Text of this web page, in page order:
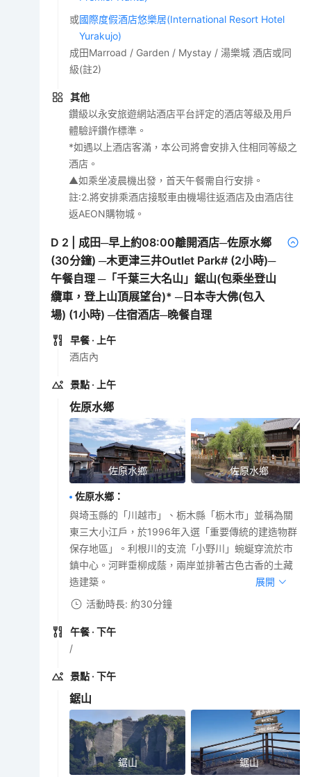
或國際度假酒店悠樂居(International Resort Hotel
Yurakujo)
成田Marroad / Garden / Mystay / 湯樂城 酒店或同
級(註2)
其他
鑽級以永安旅遊網站酒店平台評定的酒店等級及用戶
體驗評鑽作標準。
*如遇以上酒店客滿，本公司將會安排入住相同等級之
酒店。
▲如乘坐凌晨機出發，首天午餐需自行安排。
註:2.將安排乘酒店接駁車由機場往返酒店及由酒店往
返AEON購物城。
D 2
成田─早上約08:00離開酒店─佐原水鄉
(30分鐘) ─木更津三井Outlet Park# (2小時)─
午餐自理 ─「千葉三大名山」鋸山(包乘坐登山
纜車，登上山頂展望台)* ─日本寺大佛(包入
場) (1小時) ─住宿酒店─晚餐自理
早餐 · 上午
酒店內
景點 · 上午
佐原水鄉
佐原水鄉 佐原水鄉
佐原水鄉 ：
與埼玉縣的「川越市」、栃木縣「栃木市」並稱為關
東三大小江戶，於1996年入選「重要傳統的建造物群
保存地區」。利根川的支流「小野川」蜿蜒穿流於市
鎮中心。河畔垂柳成蔭，兩岸並排著古色古香的土藏
造建築。
展開
活動時長: 約30分鐘
午餐 · 下午
/
景點 · 下午
鋸山
鋸山 鋸山